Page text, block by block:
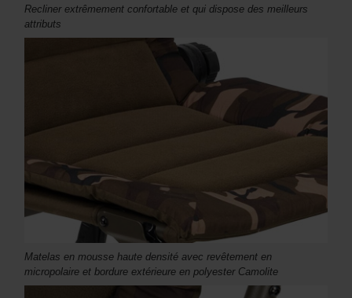
Recliner extrêmement confortable et qui dispose des meilleurs
attributs
Matelas en mousse haute densité avec revêtement en
micropolaire et bordure extérieure en polyester Camolite